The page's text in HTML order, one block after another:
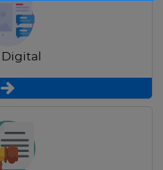
Digital